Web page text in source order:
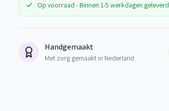
Op voorraad - Binnen 1-5 werkdagen geleverd
Handgemaakt
Met zorg gemaakt in Nederland